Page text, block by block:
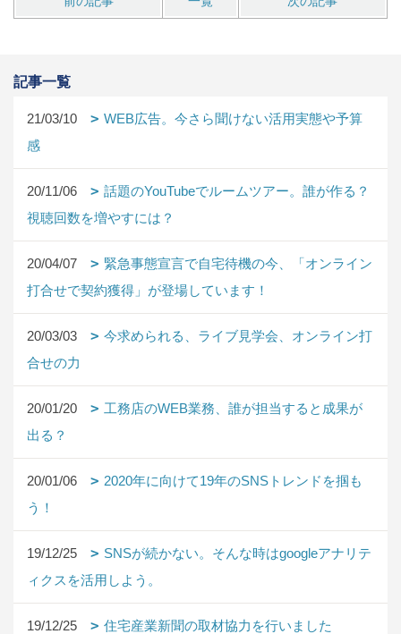
記事一覧
21/03/10
WEB広告。今さら聞けない活用実態や予算
感
20/11/06
話題のYouTubeでルームツアー。誰が作る？
視聴回数を増やすには？
20/04/07
緊急事態宣言で自宅待機の今、「オンライン
打合せで契約獲得」が登場しています！
20/03/03
今求められる、ライブ見学会、オンライン打
合せの力
20/01/20
工務店のWEB業務、誰が担当すると成果が
出る？
20/01/06
2020年に向けて19年のSNSトレンドを掴も
う！
19/12/25
SNSが続かない。そんな時はgoogleアナリテ
ィクスを活用しよう。
19/12/25 住宅産業新聞の取材協力を行いました